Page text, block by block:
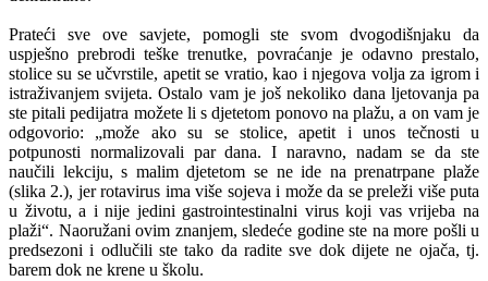
Prateći sve ove savjete, pomogli ste svom dvogodišnjaku da
uspješno prebrodi teške trenutke, povraćanje je odavno prestalo,
stolice su se učvrstile, apetit se vratio, kao i njegova volja za igrom i
istraživanjem svijeta. Ostalo vam je još nekoliko dana ljetovanja pa
ste pitali pedijatra možete li s djetetom ponovo na plažu, a on vam je
odgovorio: „može ako su se stolice, apetit i unos tečnosti u
potpunosti normalizovali par dana. I naravno, nadam se da ste
naučili lekciju, s malim djetetom se ne ide na prenatrpane plaže
(slika 2.), jer rotavirus ima više sojeva i može da se preleži više puta
u životu, a i nije jedini gastrointestinalni virus koji vas vrijeba na
plaži“. Naoružani ovim znanjem, sledeće godine ste na more pošli u
predsezoni i odlučili ste tako da radite sve dok dijete ne ojača, tj.
barem dok ne krene u školu.